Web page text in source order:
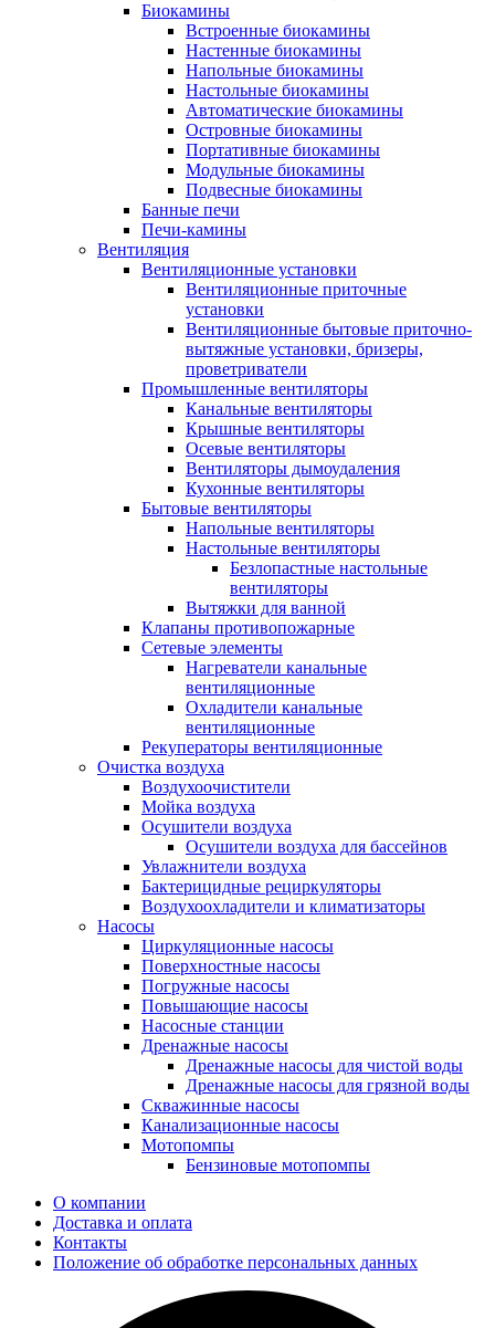
Биокамины
Встроенные биокамины
Настенные биокамины
Напольные биокамины
Настольные биокамины
Автоматические биокамины
Островные биокамины
Портативные биокамины
Модульные биокамины
Подвесные биокамины
Банные печи
Печи-камины
Вентиляция
Вентиляционные установки
Вентиляционные приточные
установки
Вентиляционные бытовые приточно-
вытяжные установки, бризеры,
проветриватели
Промышленные вентиляторы
Канальные вентиляторы
Крышные вентиляторы
Осевые вентиляторы
Вентиляторы дымоудаления
Кухонные вентиляторы
Бытовые вентиляторы
Напольные вентиляторы
Настольные вентиляторы
Безлопастные настольные
вентиляторы
Вытяжки для ванной
Клапаны противопожарные
Сетевые элементы
Нагреватели канальные
вентиляционные
Охладители канальные
вентиляционные
Рекуператоры вентиляционные
Очистка воздуха
Воздухоочистители
Мойка воздуха
Осушители воздуха
Осушители воздуха для бассейнов
Увлажнители воздуха
Бактерицидные рециркуляторы
Воздухоохладители и климатизаторы
Насосы
Циркуляционные насосы
Поверхностные насосы
Погружные насосы
Повышающие насосы
Насосные станции
Дренажные насосы
Дренажные насосы для чистой воды
Дренажные насосы для грязной воды
Скважинные насосы
Канализационные насосы
Мотопомпы
Бензиновые мотопомпы
О компании
Доставка и оплата
Контакты
Положение об обработке персональных данных